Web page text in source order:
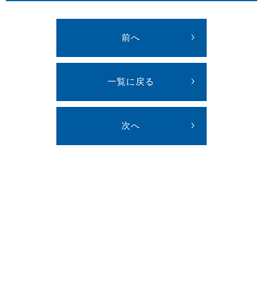
前へ
一覧に戻る
次へ